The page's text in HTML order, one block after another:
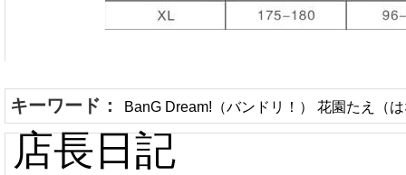
キーワード： BanG Dream!（バンドリ！） 花園たえ（
店長日記